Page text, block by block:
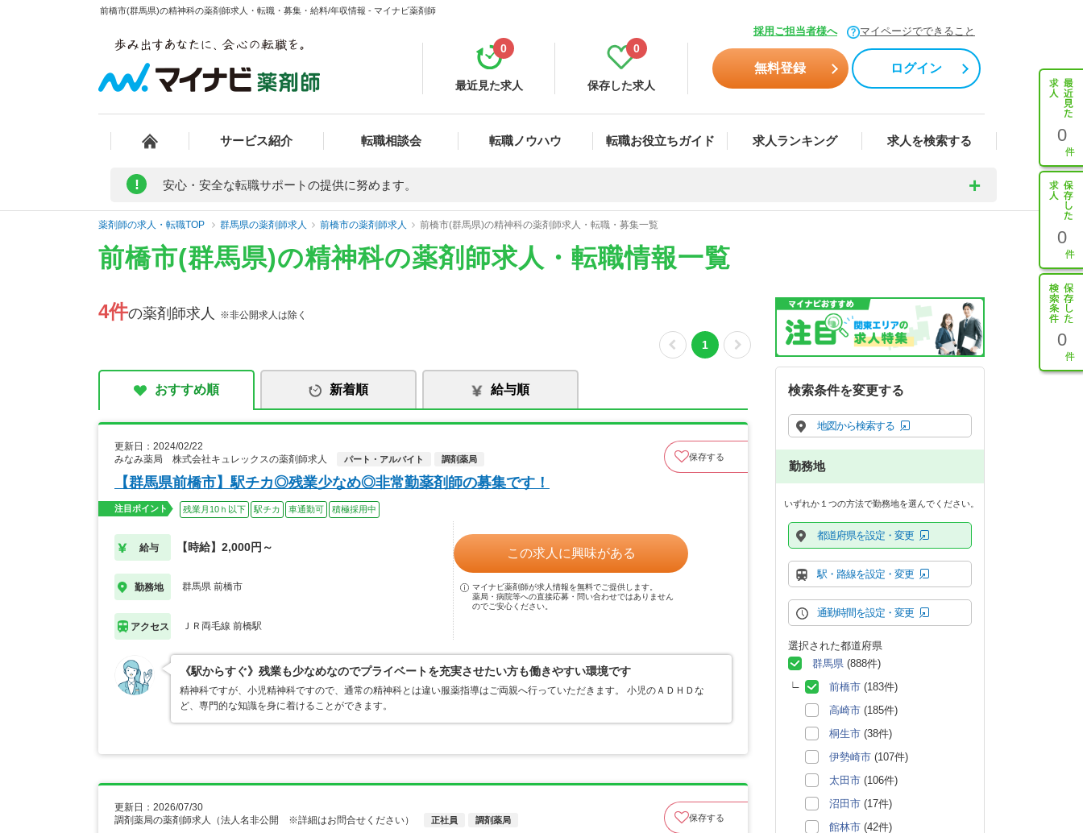
前橋市(群馬県)の精神科の薬剤師求人・転職・募集・給料/年収情報 - マイナビ薬剤師
採用ご担当者様へ マイページでできること
最近見た求人
0
保存した求人
0
無料登録 ログイン
サービス紹介 転職相談会 転職ノウハウ 転職お役立ちガイド 求人ランキング 求人を検索する 0
0
0
! 安心・安全な転職サポートの提供に努めます。
薬剤師の求人・転職TOP 群馬県の薬剤師求人 前橋市の薬剤師求人 前橋市(群馬県)の精神科の薬剤師求人・転職・募集一覧
前橋市(群馬県)の精神科の薬剤師求人・転職情報一覧
4件の薬剤師求人 ※非公開求人は除く
1
おすすめ順 新着順 給与順
更新日：2024/02/22
みなみ薬局 株式会社キュレックスの薬剤師求人
パート・アルバイト 調剤薬局 保存する
【群馬県前橋市】駅チカ◎残業少なめ◎非常勤薬剤師の募集です！
注目ポイント 残業月10ｈ以下 駅チカ 車通勤可 積極採用中
給与 【時給】2,000円～
勤務地 群馬県 前橋市
アクセス ＪＲ両毛線 前橋駅
この求人に興味がある
マイナビ薬剤師が求人情報を無料でご提供します。
薬局・病院等への直接応募・問い合わせではありません
のでご安心ください。
《駅からすぐ》残業も少なめなのでプライベートを充実させたい方も働きやすい環境です
精神科ですが、小児精神科ですので、通常の精神科とは違い服薬指導はご両親へ行っていただきます。 小児のＡＤＨＤな
ど、専門的な知識を身に着けることができます。
更新日：2026/07/30
調剤薬局の薬剤師求人（法人名非公開 ※詳細はお問合せください）
正社員 調剤薬局 保存する
検索条件を変更する
地図から検索する
勤務地
いずれか１つの方法で勤務地を選んでください。
都道府県を設定・変更
駅・路線を設定・変更
通勤時間を設定・変更
選択された都道府県
群馬県 (888件)
前橋市 (183件)
高崎市 (185件)
桐生市 (38件)
伊勢崎市 (107件)
太田市 (106件)
沼田市 (17件)
館林市 (42件)